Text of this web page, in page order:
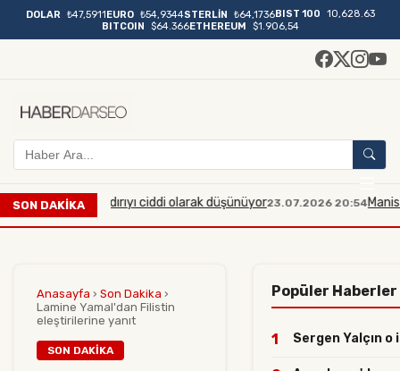
DOLAR ₺47,5911EURO ₺54,9344STERLİN ₺64,1736BIST 100
10,628.63
BITCOIN
$64.366ETHEREUM $1.906,54
SON DAKİKA
bir saldırıyı ciddi olarak düşünüyor 23.07.2026 20:54Manisa'da
Anasayfa › Son Dakika ›
Lamine Yamal'dan Filistin
eleştirilerine yanıt
SON DAKIKA
Popüler Haberler
1 Sergen Yalçın